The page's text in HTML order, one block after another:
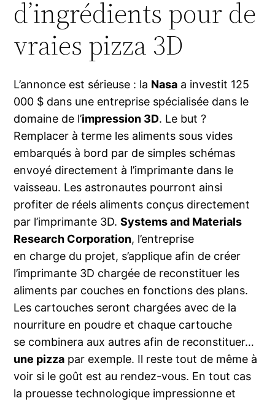
d’ingrédients pour de
vraies pizza 3D
L’annonce est sérieuse : la Nasa a investit 125
000 $ dans une entreprise spécialisée dans le
domaine de l’impression 3D. Le but ?
Remplacer à terme les aliments sous vides
embarqués à bord par de simples schémas
envoyé directement à l’imprimante dans le
vaisseau. Les astronautes pourront ainsi
profiter de réels aliments conçus directement
par l’imprimante 3D.Systems and Materials
Research Corporation, l’entreprise
en charge du projet, s’applique afin de créer
l’imprimante 3D chargée de reconstituer les
aliments par couches en fonctions des plans.
Les cartouches seront chargées avec de la
nourriture en poudre et chaque cartouche
se combinera aux autres afin de reconstituer…
une pizza par exemple. Il reste tout de même à
voir si le goût est au rendez-vous. En tout cas
la prouesse technologique impressionne et